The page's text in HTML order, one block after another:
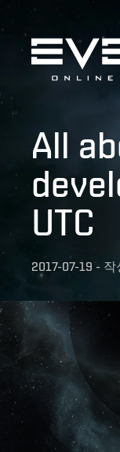
All
UTC
2017-07-19 - 작